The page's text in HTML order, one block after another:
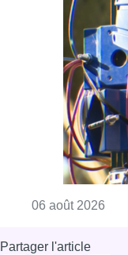
Partager l'article
FacebookTwitter
30 décembre 2024-
Nouvel An
Police
pompiers
Saint Sylvestre
News
Reportages
Offres d’emploi